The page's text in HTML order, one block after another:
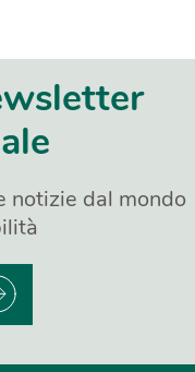
notizie dal mondo